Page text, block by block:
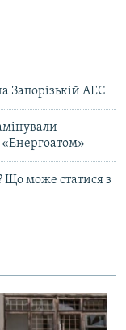
Запорізькій АЕС
Що може статися з